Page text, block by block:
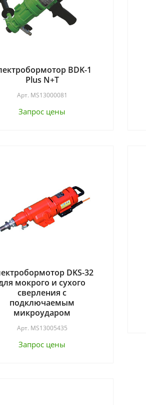
BDK-1
Plus N+T
Арт. MS13000081
Запрос цены
DKS-32
мокрого и сухого
сверления с
подключаемым
микроударом
Арт. MS13005435
Запрос цены